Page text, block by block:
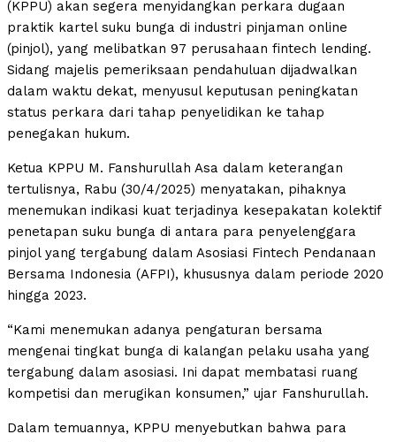
(KPPU) akan segera menyidangkan perkara dugaan
praktik kartel suku bunga di industri pinjaman online
(pinjol), yang melibatkan 97 perusahaan fintech lending.
Sidang majelis pemeriksaan pendahuluan dijadwalkan
dalam waktu dekat, menyusul keputusan peningkatan
status perkara dari tahap penyelidikan ke tahap
penegakan hukum.
Ketua KPPU M. Fanshurullah Asa dalam keterangan
tertulisnya, Rabu (30/4/2025) menyatakan, pihaknya
menemukan indikasi kuat terjadinya kesepakatan kolektif
penetapan suku bunga di antara para penyelenggara
pinjol yang tergabung dalam Asosiasi Fintech Pendanaan
Bersama Indonesia (AFPI), khususnya dalam periode 2020
hingga 2023.
“Kami menemukan adanya pengaturan bersama
mengenai tingkat bunga di kalangan pelaku usaha yang
tergabung dalam asosiasi. Ini dapat membatasi ruang
kompetisi dan merugikan konsumen,” ujar Fanshurullah.
Dalam temuannya, KPPU menyebutkan bahwa para